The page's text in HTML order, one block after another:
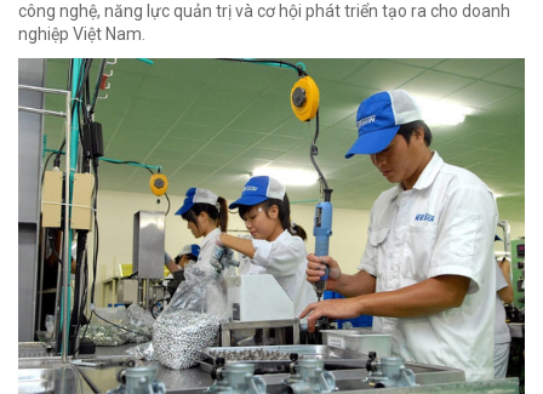
công nghệ, năng lực quản trị và cơ hội phát triển tạo ra cho doanh
nghiệp Việt Nam.